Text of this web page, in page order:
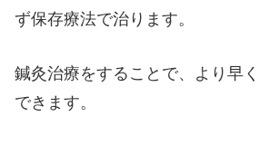
ず保存療法で治ります。
鍼灸治療をすることで、より早
できます。